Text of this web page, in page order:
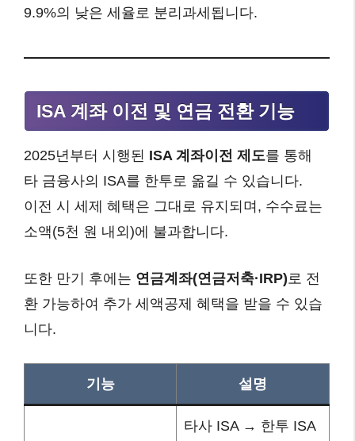
9.9%의 낮은 세율로 분리과세됩니다.
ISA 계좌 이전 및 연금 전환 기능
2025년부터 시행된 ISA 계좌이전 제도를 통해
타 금융사의 ISA를 한투로 옮길 수 있습니다.
이전 시 세제 혜택은 그대로 유지되며, 수수료는
소액(5천 원 내외)에 불과합니다.
또한 만기 후에는 연금계좌(연금저축·IRP)로 전
환 가능하여 추가 세액공제 혜택을 받을 수 있습
니다.
기능 설명
타사 ISA → 한투 ISA